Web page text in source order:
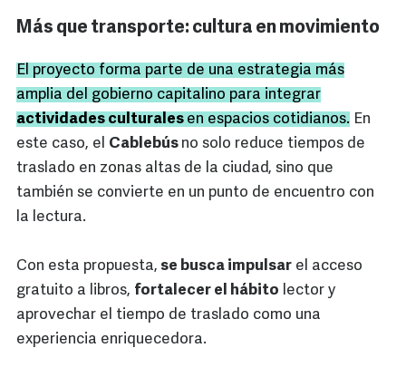
Más que transporte: cultura en movimiento
El proyecto forma parte de una estrategia más
amplia del gobierno capitalino para integrar
actividades culturales en espacios cotidianos. En
este caso, el Cablebús no solo reduce tiempos de
traslado en zonas altas de la ciudad, sino que
también se convierte en un punto de encuentro con
la lectura.
Con esta propuesta, se busca impulsar el acceso
gratuito a libros, fortalecer el hábito lector y
aprovechar el tiempo de traslado como una
experiencia enriquecedora.